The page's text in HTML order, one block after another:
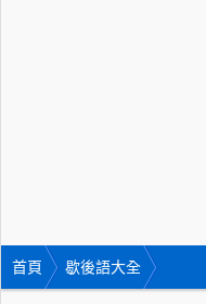
首頁 歇後語大全